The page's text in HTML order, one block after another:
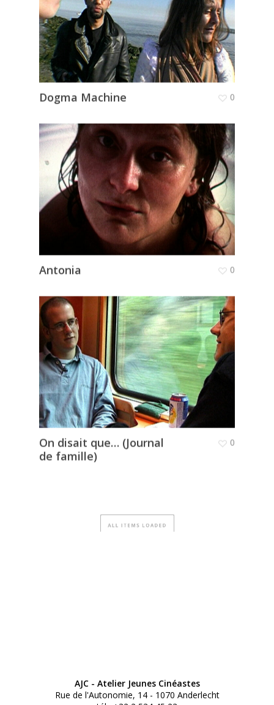
Dogma Machine 0
Antonia 0
On disait que… (Journal
de famille)
0
AJC - Atelier Jeunes Cinéastes
Rue de l'Autonomie, 14 - 1070 Anderlecht